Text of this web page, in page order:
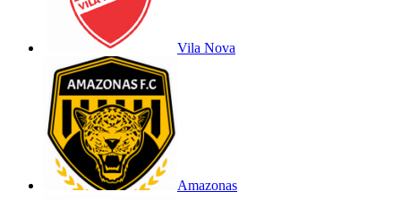
Vila Nova
Amazonas